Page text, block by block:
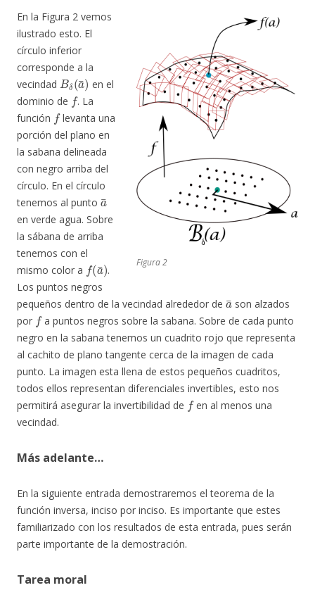
Figura 2
En la Figura 2 vemos
ilustrado esto. El
círculo inferior
corresponde a la
vecindad
Bδ(a¯)
en el
dominio de
f
. La
función
levanta una
porción del plano en
la sabana delineada
con negro arriba del
círculo. En el círculo
tenemos al punto
a
en verde agua. Sobre
la sábana de arriba
tenemos con el
mismo color a
f(a ¯
.
Los puntos negros
pequeños dentro de la vecindad alrededor de
son alzados
por
f
a puntos negros sobre la sabana. Sobre de cada punto
negro en la sabana tenemos un cuadrito rojo que representa
al cachito de plano tangente cerca de la imagen de cada
punto. La imagen esta llena de estos pequeños cuadritos,
todos ellos representan diferenciales invertibles, esto nos
permitirá asegurar la invertibilidad de
f
en al menos una
vecindad.
Más adelante…
En la siguiente entrada demostraremos el teorema de la
función inversa, inciso por inciso. Es importante que estes
familiarizado con los resultados de esta entrada, pues serán
parte importante de la demostración.
Tarea moral